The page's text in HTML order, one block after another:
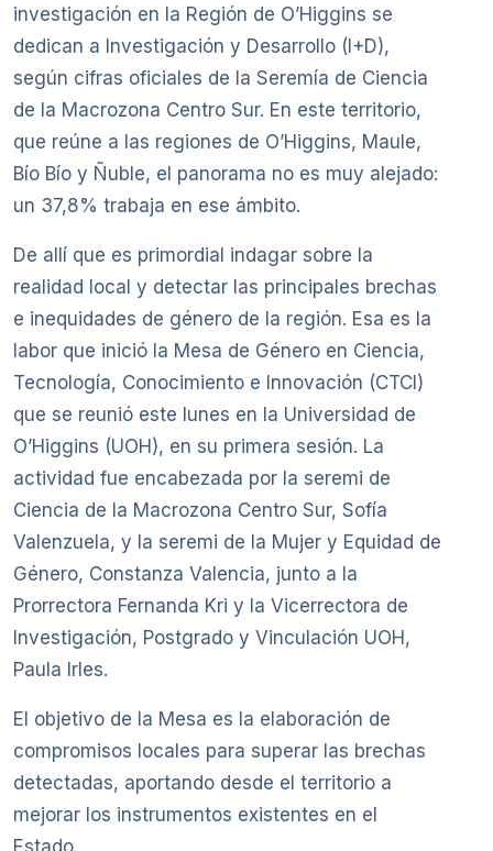
investigación en la Región de O’Higgins se
dedican a Investigación y Desarrollo (I+D),
según cifras oficiales de la Seremía de Ciencia
de la Macrozona Centro Sur. En este territorio,
que reúne a las regiones de O’Higgins, Maule,
Bío Bío y Ñuble, el panorama no es muy alejado:
un 37,8% trabaja en ese ámbito.
De allí que es primordial indagar sobre la
realidad local y detectar las principales brechas
e inequidades de género de la región. Esa es la
labor que inició la Mesa de Género en Ciencia,
Tecnología, Conocimiento e Innovación (CTCI)
que se reunió este lunes en la Universidad de
O’Higgins (UOH), en su primera sesión. La
actividad fue encabezada por la seremi de
Ciencia de la Macrozona Centro Sur, Sofía
Valenzuela, y la seremi de la Mujer y Equidad de
Género, Constanza Valencia, junto a la
Prorrectora Fernanda Kri y la Vicerrectora de
Investigación, Postgrado y Vinculación UOH,
Paula Irles.
El objetivo de la Mesa es la elaboración de
compromisos locales para superar las brechas
detectadas, aportando desde el territorio a
mejorar los instrumentos existentes en el
Estado.